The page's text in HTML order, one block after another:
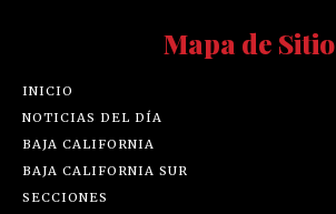
Mapa de Sitio
INICIO
NOTICIAS DEL DÍA
BAJA CALIFORNIA
BAJA CALIFORNIA SUR
SECCIONES